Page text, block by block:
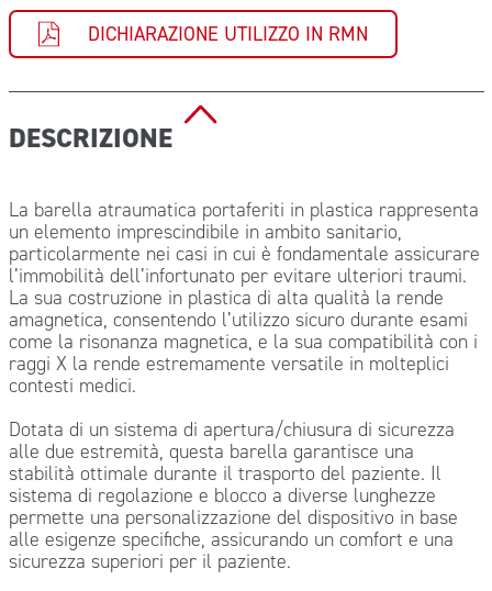
DICHIARAZIONE UTILIZZO IN RMN
DESCRIZIONE
La barella atraumatica portaferiti in plastica rappresenta
un elemento imprescindibile in ambito sanitario,
particolarmente nei casi in cui è fondamentale assicurare
l’immobilità dell’infortunato per evitare ulteriori traumi.
La sua costruzione in plastica di alta qualità la rende
amagnetica, consentendo l’utilizzo sicuro durante esami
come la risonanza magnetica, e la sua compatibilità con i
raggi X la rende estremamente versatile in molteplici
contesti medici.
Dotata di un sistema di apertura/chiusura di sicurezza
alle due estremità, questa barella garantisce una
stabilità ottimale durante il trasporto del paziente. Il
sistema di regolazione e blocco a diverse lunghezze
permette una personalizzazione del dispositivo in base
alle esigenze specifiche, assicurando un comfort e una
sicurezza superiori per il paziente.